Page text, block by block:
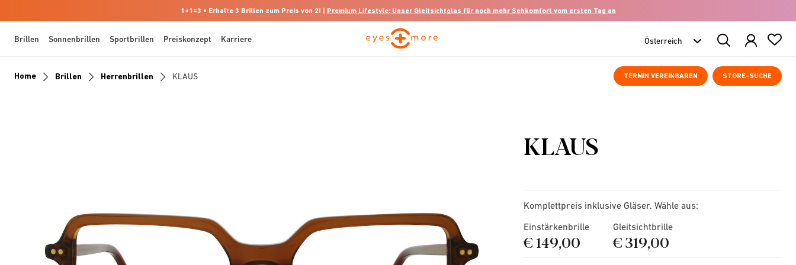
1+1=3 • Erhalte 3 Brillen zum Preis von 2! | Premium Lifestyle: Unser Gleitsichtglas für noch mehr Sehkomfort vom ersten Tag an
Brillen Sonnenbrillen Sportbrillen Preiskonzept Karriere
Search
Products
TERMIN VEREINBAREN STORE-SUCHE
Home Brillen Herrenbrillen KLAUS
KLAUS
Komplettpreis inklusive Gläser. Wähle aus:
Einstärkenbrille
€ 149,00
Gleitsichtbrille
€ 319,00